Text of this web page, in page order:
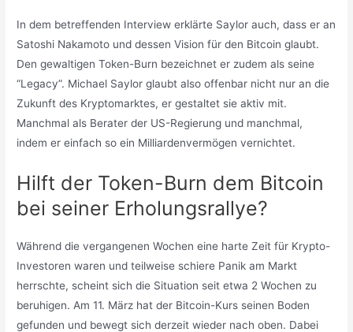
In dem betreffenden Interview erklärte Saylor auch, dass er an
Satoshi Nakamoto und dessen Vision für den Bitcoin glaubt.
Den gewaltigen Token-Burn bezeichnet er zudem als seine
“Legacy”. Michael Saylor glaubt also offenbar nicht nur an die
Zukunft des Kryptomarktes, er gestaltet sie aktiv mit.
Manchmal als Berater der US-Regierung und manchmal,
indem er einfach so ein Milliardenvermögen vernichtet.
Hilft der Token-Burn dem Bitcoin
bei seiner Erholungsrallye?
Während die vergangenen Wochen eine harte Zeit für Krypto-
Investoren waren und teilweise schiere Panik am Markt
herrschte, scheint sich die Situation seit etwa 2 Wochen zu
beruhigen. Am 11. März hat der Bitcoin-Kurs seinen Boden
gefunden und bewegt sich derzeit wieder nach oben. Dabei